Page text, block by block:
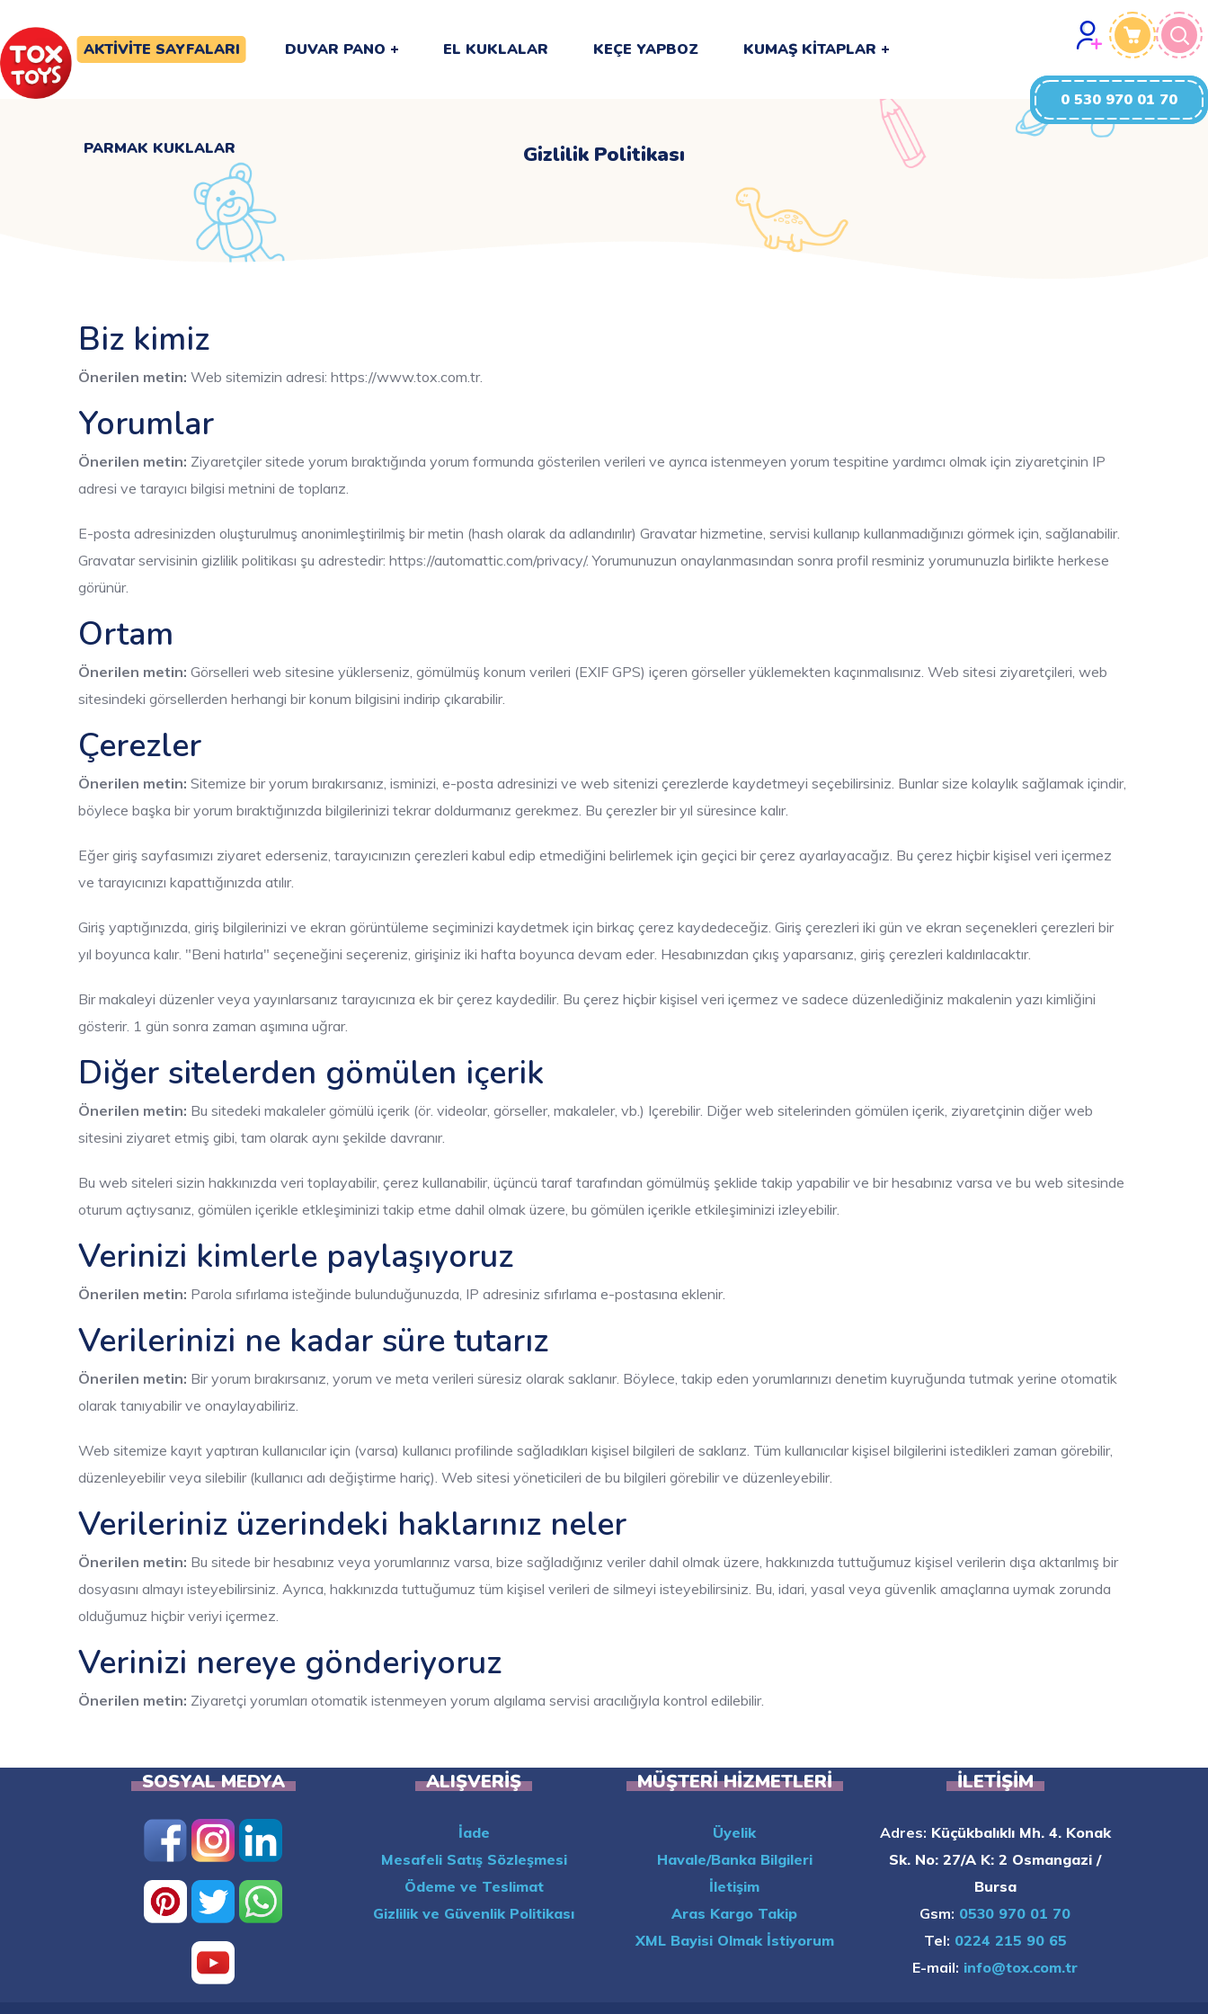
AKTIVITE SAYFALARI DUVAR PANO EL KUKLALAR KEÇE YAPBOZ KUMAŞ KITAPLAR
PARMAK KUKLALAR
0 530 970 01 70
PARMAK KUKLALAR
Gizlilik Politikası
Biz kimiz
Önerilen metin: Web sitemizin adresi: https://www.tox.com.tr.
Yorumlar
Önerilen metin: Ziyaretçiler sitede yorum bıraktığında yorum formunda gösterilen verileri ve ayrıca istenmeyen yorum tespitine yardımcı olmak için ziyaretçinin IP
adresi ve tarayıcı bilgisi metnini de toplarız.
E-posta adresinizden oluşturulmuş anonimleştirilmiş bir metin (hash olarak da adlandırılır) Gravatar hizmetine, servisi kullanıp kullanmadığınızı görmek için, sağlanabilir.
Gravatar servisinin gizlilik politikası şu adrestedir: https://automattic.com/privacy/. Yorumunuzun onaylanmasından sonra profil resminiz yorumunuzla birlikte herkese
görünür.
Ortam
Önerilen metin: Görselleri web sitesine yüklerseniz, gömülmüş konum verileri (EXIF GPS) içeren görseller yüklemekten kaçınmalısınız. Web sitesi ziyaretçileri, web
sitesindeki görsellerden herhangi bir konum bilgisini indirip çıkarabilir.
Çerezler
Önerilen metin: Sitemize bir yorum bırakırsanız, isminizi, e-posta adresinizi ve web sitenizi çerezlerde kaydetmeyi seçebilirsiniz. Bunlar size kolaylık sağlamak içindir,
böylece başka bir yorum bıraktığınızda bilgilerinizi tekrar doldurmanız gerekmez. Bu çerezler bir yıl süresince kalır.
Eğer giriş sayfasımızı ziyaret ederseniz, tarayıcınızın çerezleri kabul edip etmediğini belirlemek için geçici bir çerez ayarlayacağız. Bu çerez hiçbir kişisel veri içermez
ve tarayıcınızı kapattığınızda atılır.
Giriş yaptığınızda, giriş bilgilerinizi ve ekran görüntüleme seçiminizi kaydetmek için birkaç çerez kaydedeceğiz. Giriş çerezleri iki gün ve ekran seçenekleri çerezleri bir
yıl boyunca kalır. "Beni hatırla" seçeneğini seçereniz, girişiniz iki hafta boyunca devam eder. Hesabınızdan çıkış yaparsanız, giriş çerezleri kaldırılacaktır.
Bir makaleyi düzenler veya yayınlarsanız tarayıcınıza ek bir çerez kaydedilir. Bu çerez hiçbir kişisel veri içermez ve sadece düzenlediğiniz makalenin yazı kimliğini
gösterir. 1 gün sonra zaman aşımına uğrar.
Diğer sitelerden gömülen içerik
Önerilen metin: Bu sitedeki makaleler gömülü içerik (ör. videolar, görseller, makaleler, vb.) Içerebilir. Diğer web sitelerinden gömülen içerik, ziyaretçinin diğer web
sitesini ziyaret etmiş gibi, tam olarak aynı şekilde davranır.
Bu web siteleri sizin hakkınızda veri toplayabilir, çerez kullanabilir, üçüncü taraf tarafından gömülmüş şeklide takip yapabilir ve bir hesabınız varsa ve bu web sitesinde
oturum açtıysanız, gömülen içerikle etkleşiminizi takip etme dahil olmak üzere, bu gömülen içerikle etkileşiminizi izleyebilir.
Verinizi kimlerle paylaşıyoruz
Önerilen metin: Parola sıfırlama isteğinde bulunduğunuzda, IP adresiniz sıfırlama e-postasına eklenir.
Verilerinizi ne kadar süre tutarız
Önerilen metin: Bir yorum bırakırsanız, yorum ve meta verileri süresiz olarak saklanır. Böylece, takip eden yorumlarınızı denetim kuyruğunda tutmak yerine otomatik
olarak tanıyabilir ve onaylayabiliriz.
Web sitemize kayıt yaptıran kullanıcılar için (varsa) kullanıcı profilinde sağladıkları kişisel bilgileri de saklarız. Tüm kullanıcılar kişisel bilgilerini istedikleri zaman görebilir,
düzenleyebilir veya silebilir (kullanıcı adı değiştirme hariç). Web sitesi yöneticileri de bu bilgileri görebilir ve düzenleyebilir.
Verileriniz üzerindeki haklarınız neler
Önerilen metin: Bu sitede bir hesabınız veya yorumlarınız varsa, bize sağladığınız veriler dahil olmak üzere, hakkınızda tuttuğumuz kişisel verilerin dışa aktarılmış bir
dosyasını almayı isteyebilirsiniz. Ayrıca, hakkınızda tuttuğumuz tüm kişisel verileri de silmeyi isteyebilirsiniz. Bu, idari, yasal veya güvenlik amaçlarına uymak zorunda
olduğumuz hiçbir veriyi içermez.
Verinizi nereye gönderiyoruz
Önerilen metin: Ziyaretçi yorumları otomatik istenmeyen yorum algılama servisi aracılığıyla kontrol edilebilir.
SOSYAL MEDYA ALIŞVERIŞ
İade
Mesafeli Satış Sözleşmesi
Ödeme ve Teslimat
Gizlilik ve Güvenlik Politikası
MÜŞTERI HIZMETLERI
Üyelik
Havale/Banka Bilgileri
İletişim
Aras Kargo Takip
XML Bayisi Olmak İstiyorum
İLETIŞIM
Adres: Küçükbalıklı Mh. 4. Konak
Sk. No: 27/A K: 2 Osmangazi /
Bursa
Gsm: 0530 970 01 70
Tel: 0224 215 90 65
E-mail: info@tox.com.tr